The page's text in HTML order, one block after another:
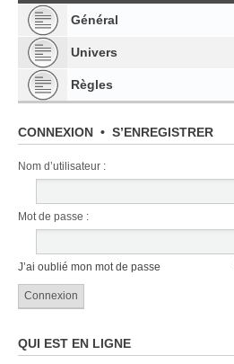
Général
Univers
Règles
CONNEXION • S’ENREGISTRER
Nom d’utilisateur :
Mot de passe :
J’ai oublié mon mot de passe
QUI EST EN LIGNE